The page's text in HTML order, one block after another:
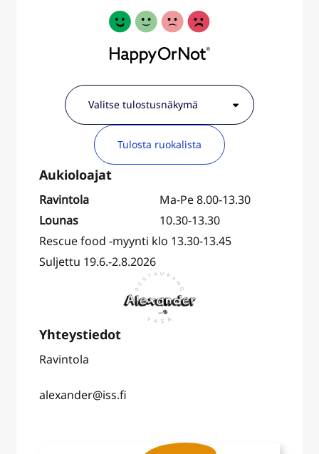
Tulosta ruokalista
Ravintola
Ma-Pe 8.00-13.30
Lounas
10.30-13.30
Rescue food -myynti klo 13.30-13.45
Suljettu 19.6.-2.8.2026
Ravintola
alexander@iss.fi